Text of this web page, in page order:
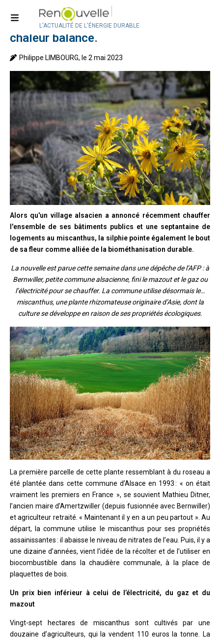
L'ACTUALITÉ DE L'ÉNERGIE DURABLE
Entre miscanthus et silphie, la
chaleur balance.
Philippe LIMBOURG, le 2 mai 2023
Alors qu'un village alsacien a annoncé récemment chauffer
l'ensemble de ses bâtiments publics et une septantaine de
logements au miscanthus, la silphie pointe également le bout
de sa fleur comme alliée de la biométhanisation durable.
La nouvelle est parue cette semaine dans une dépêche de l’AFP : à
Bernwiller, petite commune alsacienne, fini le mazout et le gaz ou
l’électricité pour se chauffer. La commune utilise désormais le…
miscanthus, une plante rhizomateuse originaire d’Asie, dont la
culture se développe en raison de ses propriétés écologiques.
La première parcelle de cette plante ressemblant à du roseau a
été plantée dans cette commune d’Alsace en 1993 : « on était
vraiment les premiers en France », se souvient Mathieu Ditner,
l’ancien maire d’Amertzwiller (depuis fusionnée avec Bernwiller)
et agriculteur retraité. « Maintenant il y en a un peu partout ». Au
départ, la commune utilise le miscanthus pour ses propriétés
assainissantes : il abaisse le niveau de nitrates de l’eau. Puis, il y a
une dizaine d’années, vient l’idée de la récolter et de l’utiliser en
biocombustible dans la chaudière communale, à la place de
plaquettes de bois.
Un prix bien inférieur à celui de l’électricité, du gaz et du
mazout
Vingt-sept hectares de miscanthus sont cultivés par une
douzaine d’agriculteurs, qui la vendent 110 euros la tonne. La